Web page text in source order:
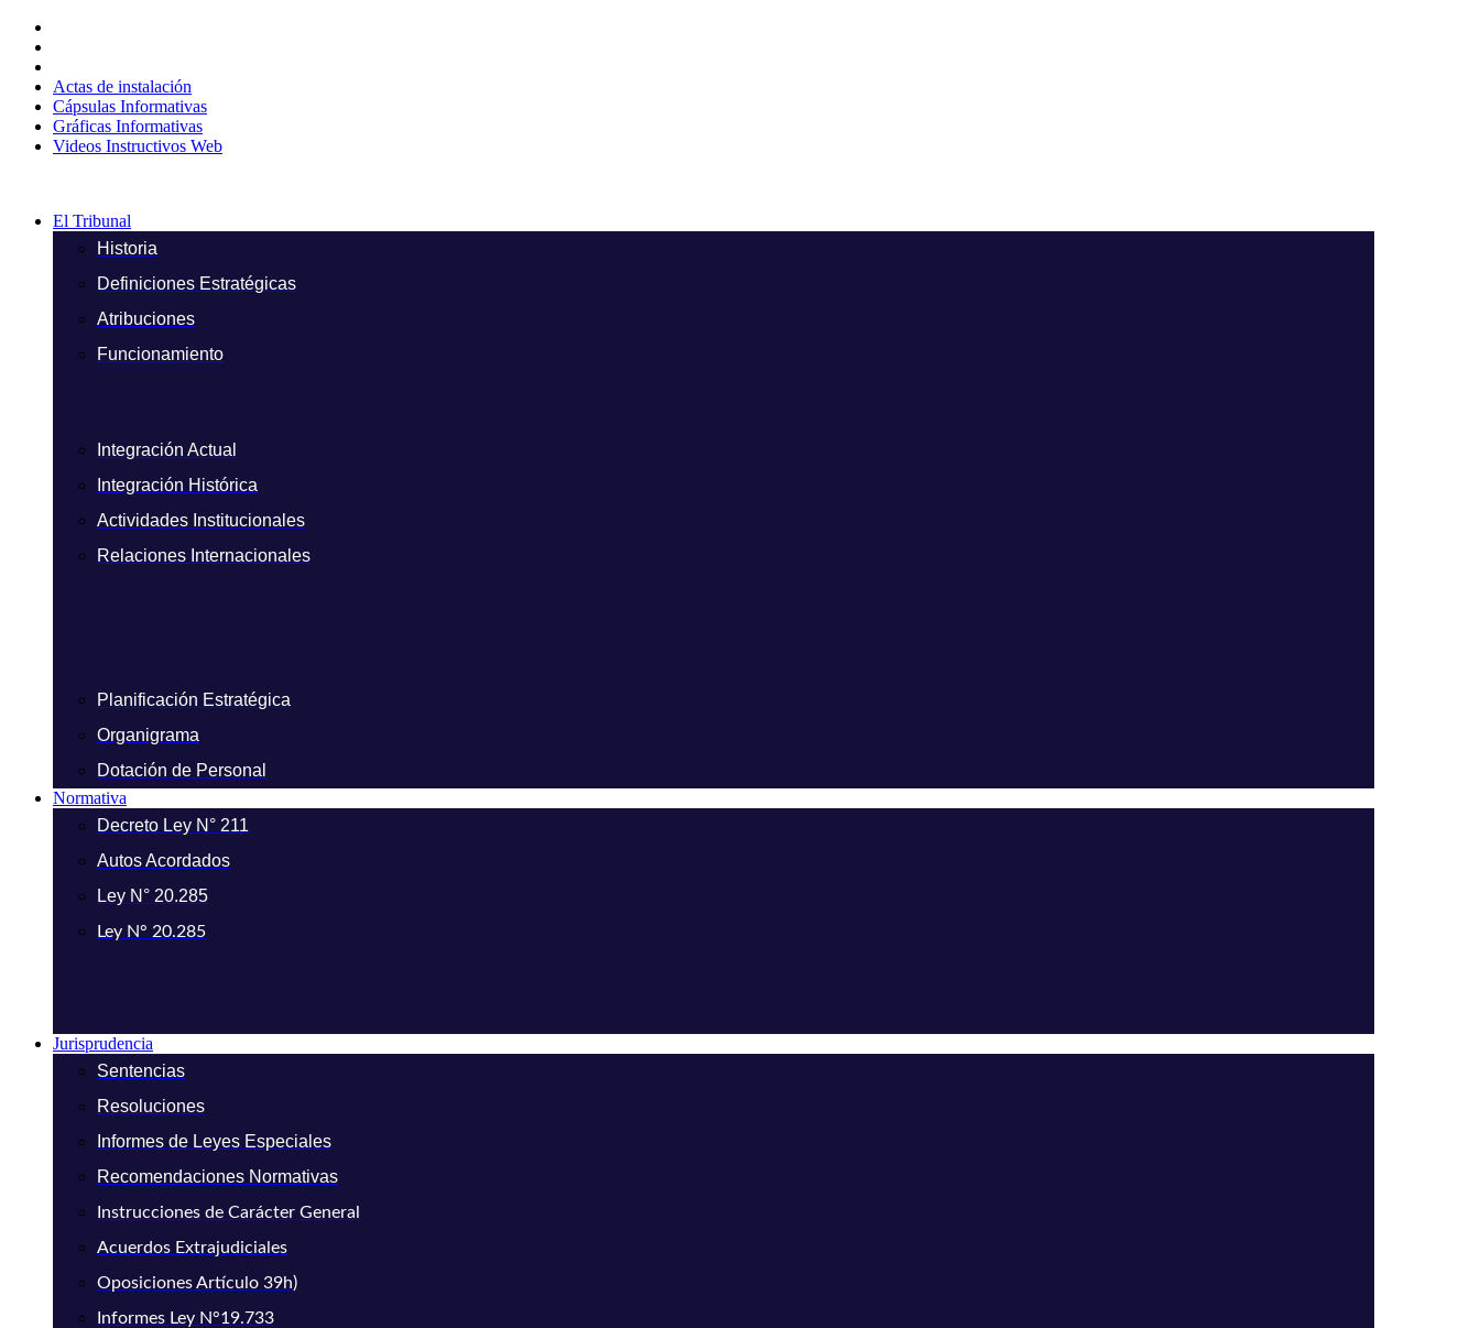
contenido
Actas de instalación
Cápsulas Informativas
Gráficas Informativas
Videos Instructivos Web
El Tribunal
Historia
Definiciones Estratégicas
Atribuciones
Funcionamiento
Integración Actual
Integración Histórica
Actividades Institucionales
Relaciones Internacionales
Planificación Estratégica
Organigrama
Dotación de Personal
Normativa
Decreto Ley N° 211
Autos Acordados
Ley N° 20.285
Ley N° 20.285
Jurisprudencia
Sentencias
Resoluciones
Informes de Leyes Especiales
Recomendaciones Normativas
Instrucciones de Carácter General
Acuerdos Extrajudiciales
Oposiciones Artículo 39h)
Informes Ley N°19.733